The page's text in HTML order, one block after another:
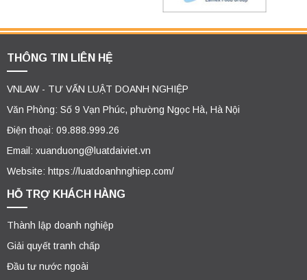
THÔNG TIN LIÊN HỆ
VNLAW - TƯ VẤN LUẬT DOANH NGHIỆP
Văn Phòng: Số 9 Vạn Phúc, phường Ngọc Hà, Hà Nội
Điện thoại: 09.888.999.26
Email: xuanduong@luatdaiviet.vn
Website: https://luatdoanhnghiep.com/
HỖ TRỢ KHÁCH HÀNG
Thành lập doanh nghiệp
Giải quyết tranh chấp
Đầu tư nước ngoài